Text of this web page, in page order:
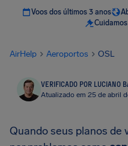
Voos dos últimos 3 anos
AirHelp Aeroportos OSL
VERIFICADO POR LUCIANO
Atualizado em 25 de abril
Quando seus planos de